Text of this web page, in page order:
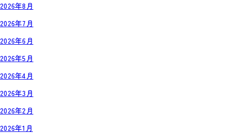
2026年8月
2026年7月
2026年6月
2026年5月
2026年4月
2026年3月
2026年2月
2026年1月